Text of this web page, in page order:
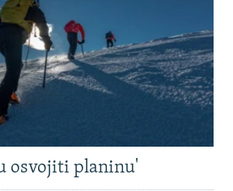
osvojiti planinu'